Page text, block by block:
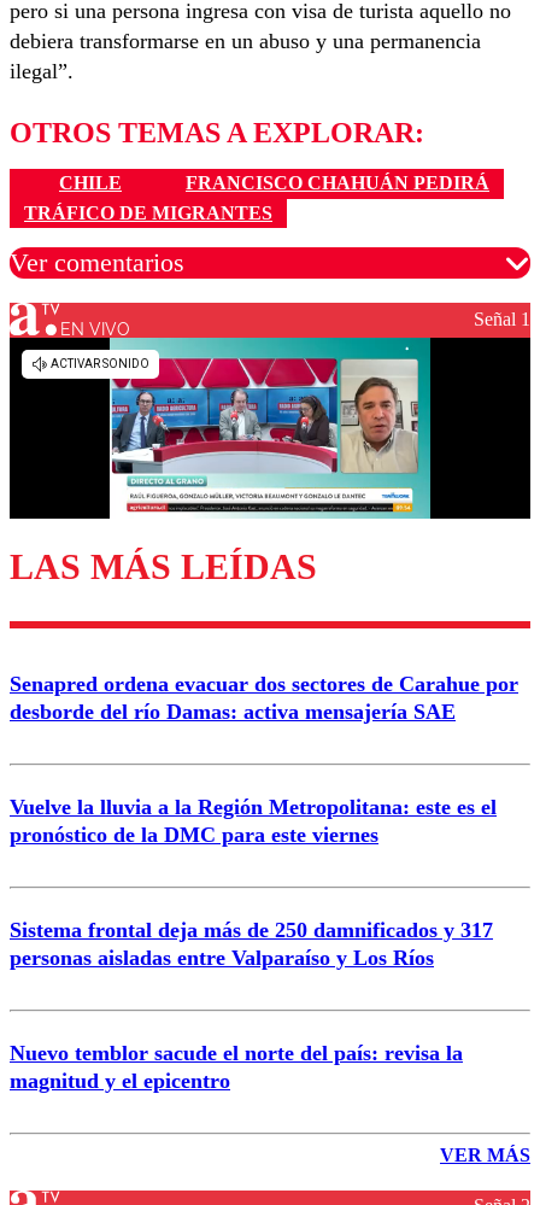
pero si una persona ingresa con visa de turista aquello no
debiera transformarse en un abuso y una permanencia
ilegal”.
OTROS TEMAS A EXPLORAR:
CHILE
FRANCISCO CHAHUÁN PEDIRÁ
TRÁFICO DE MIGRANTES
Ver comentarios
Los comentarios son moderados para garantizar un
diálogo respetuoso.
Enviar comentario
EN VIVO Señal 1
LAS MÁS LEÍDAS
Senapred ordena evacuar dos sectores de Carahue por
desborde del río Damas: activa mensajería SAE
Vuelve la lluvia a la Región Metropolitana: este es el
pronóstico de la DMC para este viernes
Sistema frontal deja más de 250 damnificados y 317
personas aisladas entre Valparaíso y Los Ríos
Nuevo temblor sacude el norte del país: revisa la
magnitud y el epicentro
VER MÁS